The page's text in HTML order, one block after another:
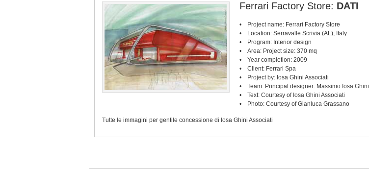
Ferrari Factory Store: DATI
• Project name: Ferrari Factory Store
• Location: Serravalle Scrivia (AL), Italy
• Program: Interior design
• Area: Project size: 370 mq
• Year completion: 2009
• Client: Ferrari Spa
• Project by: Iosa Ghini Associati
• Team: Principal designer: Massimo Iosa Ghini
• Text: Courtesy of Iosa Ghini Associati
• Photo: Courtesy of Gianluca Grassano
Tutte le immagini per gentile concessione di Iosa Ghini Associati